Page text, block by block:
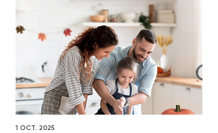
1 OCT. 2025